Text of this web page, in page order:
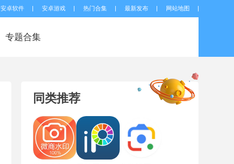
安卓软件 安卓游戏 热门合集 最新发布 网站地图
专题合集
同类推荐